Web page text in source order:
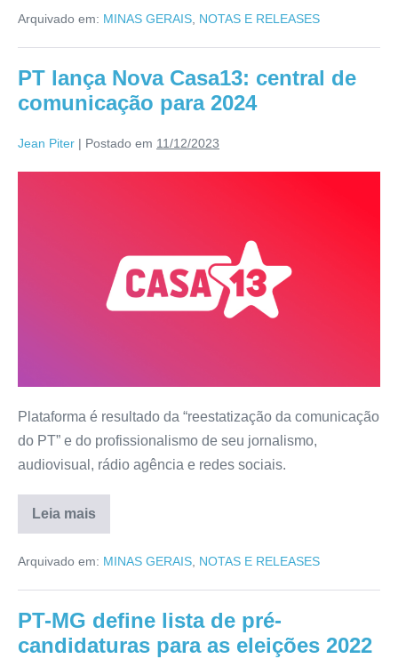
Arquivado em: MINAS GERAIS NOTAS E RELEASES
PT lança Nova Casa13: central de
comunicação para 2024
Jean Piter | Postado em 11/12/2023
Plataforma é resultado da “reestatização da comunicação
do PT” e do profissionalismo de seu jornalismo,
audiovisual, rádio agência e redes sociais.
Leia mais
Arquivado em: MINAS GERAIS, NOTAS E RELEASES
PT-MG define lista de pré-
candidaturas para as eleições 2022